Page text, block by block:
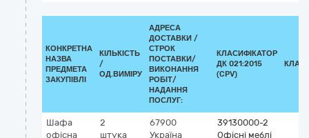
КОНКРЕТНА
НАЗВА
ПРЕДМЕТА
ЗАКУПІВЛІ
КІЛЬКІСТЬ
/
ОД.ВИМІРУ
АДРЕСА
ДОСТАВКИ /
СТРОК
ПОСТАВКИ/
ВИКОНАННЯ
РОБІТ/
НАДАННЯ
ПОСЛУГ:
КЛАСИФІКАТОР
ДК 021:2015
(CPV)
Шафа
офісна
2
штука
67900
Україна
39130000-2
Офісні меблі